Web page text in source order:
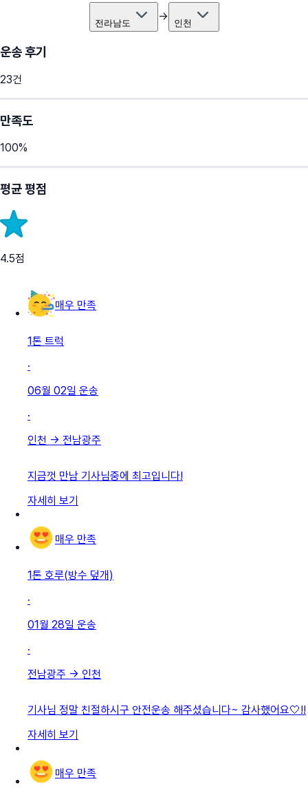
전라남도 → 인천
운송 후기
23건
만족도
100%
평균 평점
4.5점
매우 만족
1톤 트럭
·
06월 02일 운송
·
인천 → 전남광주
지금껏 만남 기사님중에 최고입니다!
자세히 보기
매우 만족
1톤 호루(방수 덮개)
·
01월 28일 운송
·
전남광주 → 인천
기사님 정말 친절하시구 안전운송 해주셨습니다~ 감사했어요🤍!!
자세히 보기
매우 만족